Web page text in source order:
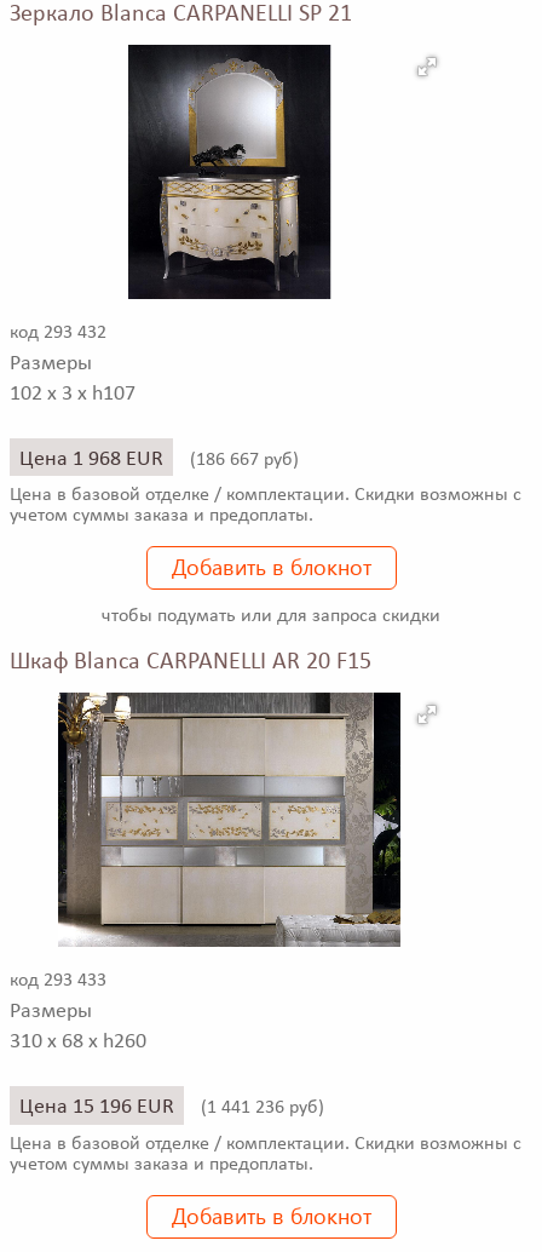
Зеркало Blanca CARPANELLI SP 21
код 293 432
Размеры
102 x 3 x h107
Цена 1 968 EUR (186 667 руб)
Цена в базовой отделке / комплектации. Скидки возможны с
учетом суммы заказа и предоплаты.
Добавить в блокнот
чтобы подумать или для запроса скидки
Шкаф Blanca CARPANELLI AR 20 F15
код 293 433
Размеры
310 x 68 x h260
Цена 15 196 EUR (1 441 236 руб)
Цена в базовой отделке / комплектации. Скидки возможны с
учетом суммы заказа и предоплаты.
Добавить в блокнот